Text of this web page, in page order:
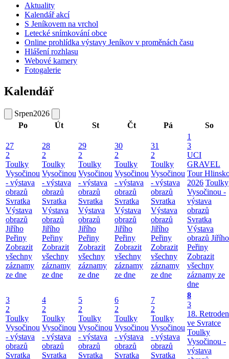
Aktuality
Kalendář akcí
S Jeníkovem na vrchol
Letecké snímkování obce
Online prohlídka výstavy Jeníkov v proměnách času
Hlášení rozhlasu
Webové kamery
Fotogalerie
Kalendář
Srpen2026
Po
Út St Čt Pá So
27
2
Toulky
Vysočinou
- výstava
obrazů
Svratka
Výstava
obrazů
Jiřího
Peřiny
Zobrazit
všechny
záznamy
ze dne
28
2
Toulky
Vysočinou
- výstava
obrazů
Svratka
Výstava
obrazů
Jiřího
Peřiny
Zobrazit
všechny
záznamy
ze dne
29
2
Toulky
Vysočinou
- výstava
obrazů
Svratka
Výstava
obrazů
Jiřího
Peřiny
Zobrazit
všechny
záznamy
ze dne
30
2
Toulky
Vysočinou
- výstava
obrazů
Svratka
Výstava
obrazů
Jiřího
Peřiny
Zobrazit
všechny
záznamy
ze dne
31
2
Toulky
Vysočinou
- výstava
obrazů
Svratka
Výstava
obrazů
Jiřího
Peřiny
Zobrazit
všechny
záznamy
ze dne
1
3
UCI
GRAVEL
Tour
2026 Toulky
Vysočinou -
výstava
obrazů
Svratka
Výstava
obrazů Jiřího
Peřiny
Zobrazit
všechny
záznamy ze
dne
3
2
Toulky
Vysočinou
- výstava
obrazů
Svratka
4
2
Toulky
Vysočinou
- výstava
obrazů
Svratka
5
2
Toulky
Vysočinou
- výstava
obrazů
Svratka
6
2
Toulky
Vysočinou
- výstava
obrazů
Svratka
7
2
Toulky
Vysočinou
- výstava
obrazů
Svratka
8
3
18. Retroden
ve Svratce
Toulky
Vysočinou -
výstava